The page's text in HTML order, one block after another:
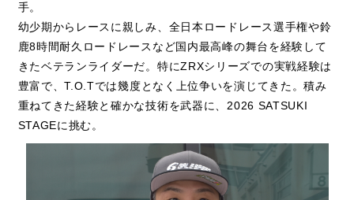
手。
幼少期からレースに親しみ、全日本ロードレース選手権や鈴
鹿8時間耐久ロードレースなど国内最高峰の舞台を経験して
きたベテランライダーだ。特にZRXシリーズでの実戦経験は
豊富で、T.O.Tでは幾度となく上位争いを演じてきた。積み
重ねてきた経験と確かな技術を武器に、2026 SATSUKI
STAGEに挑む。